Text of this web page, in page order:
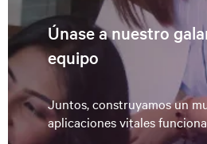
Únase a nuestro
equipo
Juntos, construyamos un
aplicaciones vitales